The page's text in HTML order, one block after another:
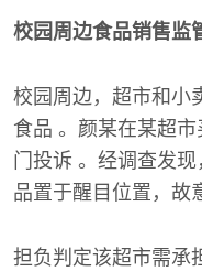
校园周边食品销售监
校园周边，超市和小
食品 。颜某在某超
门投诉 。经调查发
品置于醒目位置，故
担负判定该超市需承